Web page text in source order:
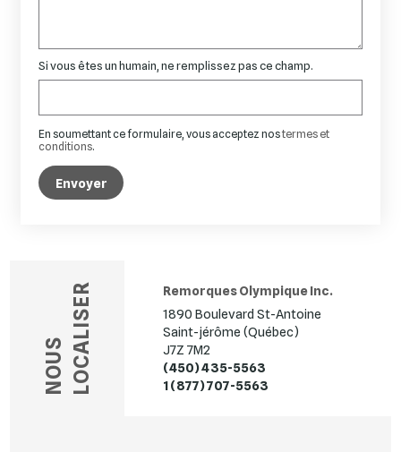
Si vous êtes un humain, ne remplissez pas ce champ.
En soumettant ce formulaire, vous acceptez nostermes et
conditions.
Envoyer
NOUS LOCALISER
Remorques Olympique Inc.
1890 Boulevard St-Antoine
Saint-jérôme (Québec)
J7Z 7M2
(450) 435-5563
1 (877) 707-5563